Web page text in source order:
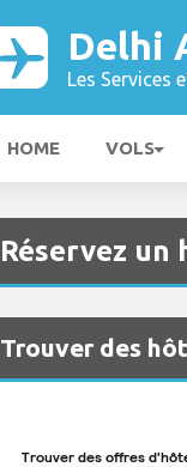
Delhi
Les Services
HOME VOLS
Réservez
Trouver des